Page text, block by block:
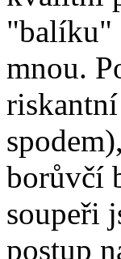
"balíku"
mnou.
borůvčí
soupeři
postup